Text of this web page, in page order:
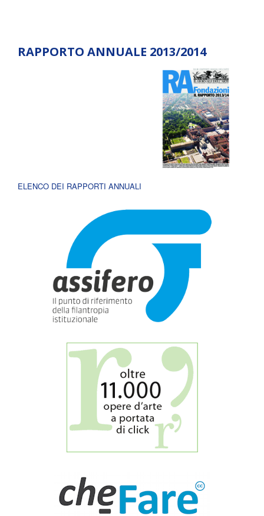
RAPPORTO ANNUALE 2013/2014
ELENCO DEI RAPPORTI ANNUALI